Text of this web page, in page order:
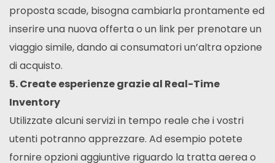
proposta scade, bisogna cambiarla prontamente ed
inserire una nuova offerta o un link per prenotare un
viaggio simile, dando ai consumatori un’altra opzione
di acquisto.
5. Create esperienze grazie al Real-Time
Inventory
Utilizzate alcuni servizi in tempo reale che i vostri
utenti potranno apprezzare. Ad esempio potete
fornire opzioni aggiuntive riguardo la tratta aerea o